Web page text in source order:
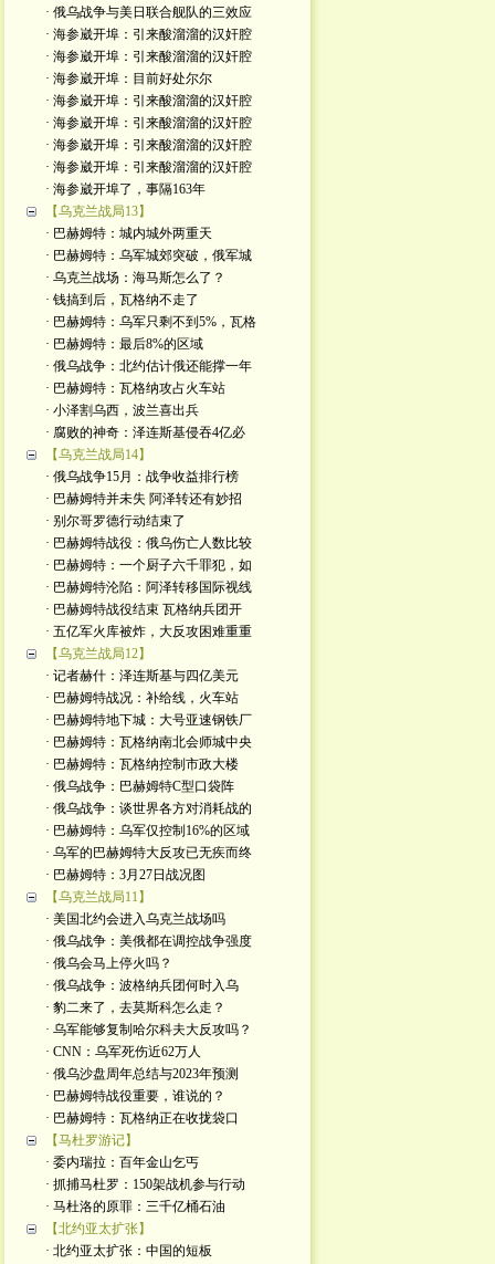
· 俄乌战争与美日联合舰队的三效应
· 海参崴开埠：引来酸溜溜的汉奸腔
· 海参崴开埠：引来酸溜溜的汉奸腔
· 海参崴开埠：目前好处尔尔
· 海参崴开埠：引来酸溜溜的汉奸腔
· 海参崴开埠：引来酸溜溜的汉奸腔
· 海参崴开埠：引来酸溜溜的汉奸腔
· 海参崴开埠：引来酸溜溜的汉奸腔
· 海参崴开埠了，事隔163年
【乌克兰战局13】
· 巴赫姆特：城内城外两重天
· 巴赫姆特：乌军城郊突破，俄军城
· 乌克兰战场：海马斯怎么了？
· 钱搞到后，瓦格纳不走了
· 巴赫姆特：乌军只剩不到5%，瓦格
· 巴赫姆特：最后8%的区域
· 俄乌战争：北约估计俄还能撑一年
· 巴赫姆特：瓦格纳攻占火车站
· 小泽割乌西，波兰喜出兵
· 腐败的神奇：泽连斯基侵吞4亿必
【乌克兰战局14】
· 俄乌战争15月：战争收益排行榜
· 巴赫姆特并未失 阿泽转还有妙招
· 别尔哥罗德行动结束了
· 巴赫姆特战役：俄乌伤亡人数比较
· 巴赫姆特：一个厨子六千罪犯，如
· 巴赫姆特沦陷：阿泽转移国际视线
· 巴赫姆特战役结束 瓦格纳兵团开
· 五亿军火库被炸，大反攻困难重重
【乌克兰战局12】
· 记者赫什：泽连斯基与四亿美元
· 巴赫姆特战况：补给线，火车站
· 巴赫姆特地下城：大号亚速钢铁厂
· 巴赫姆特：瓦格纳南北会师城中央
· 巴赫姆特：瓦格纳控制市政大楼
· 俄乌战争：巴赫姆特C型口袋阵
· 俄乌战争：谈世界各方对消耗战的
· 巴赫姆特：乌军仅控制16%的区域
· 乌军的巴赫姆特大反攻已无疾而终
· 巴赫姆特：3月27日战况图
【乌克兰战局11】
· 美国北约会进入乌克兰战场吗
· 俄乌战争：美俄都在调控战争强度
· 俄乌会马上停火吗？
· 俄乌战争：波格纳兵团何时入乌
· 豹二来了，去莫斯科怎么走？
· 乌军能够复制哈尔科夫大反攻吗？
· CNN：乌军死伤近62万人
· 俄乌沙盘周年总结与2023年预测
· 巴赫姆特战役重要，谁说的？
· 巴赫姆特：瓦格纳正在收拢袋口
【马杜罗游记】
· 委内瑞拉：百年金山乞丐
· 抓捕马杜罗：150架战机参与行动
· 马杜洛的原罪：三千亿桶石油
【北约亚太扩张】
· 北约亚太扩张：中国的短板